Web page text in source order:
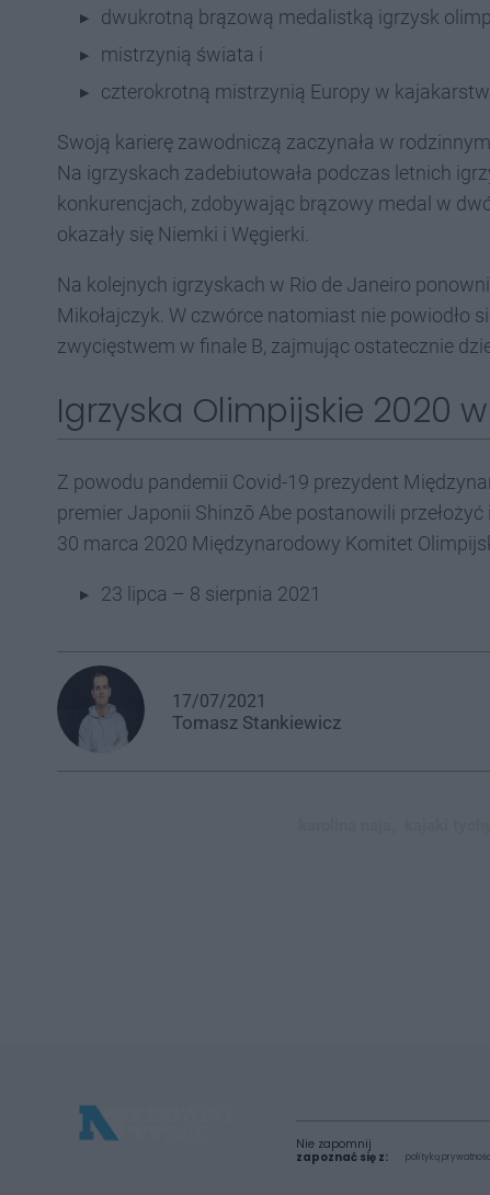
dwukrotną brązową medalistką igrzysk
mistrzynią świata i
czterokrotną mistrzynią Europy w
Swoją karierę zawodniczą zaczynała w
Na igrzyskach zadebiutowała podczas letnich
konkurencjach, zdobywając brązowy medal w
okazały się Niemki i Węgierki.
Na kolejnych igrzyskach w Rio de Janeiro
Mikołajczyk. W czwórce natomiast nie powiodło
zwycięstwem w finale B, zajmując ostatecznie
Igrzyska Olimpijskie 2020 w
Z powodu pandemii Covid-19 prezydent
premier Japonii Shinzō Abe postanowili
30 marca 2020 Międzynarodowy Komitet
23 lipca – 8 sierpnia 2021
17/07/2021
Tomasz Stankiewicz
Nie zapomnij
zapoznać się z:
polityką